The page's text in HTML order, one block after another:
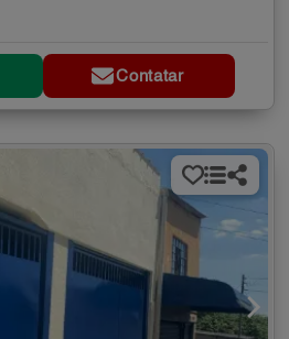
Contatar